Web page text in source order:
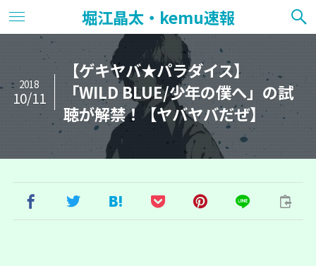
堀江晶太・kemu速報
【ゲキヤバ★パラダイス】
「WILD BLUE/少年の僕へ」の試
聴が解禁！【ヤバヤバだぜ】
2018
10/11